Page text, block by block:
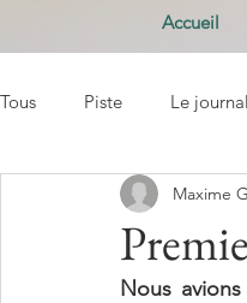
Accueil
Tous Piste Le
Maxime
Nous